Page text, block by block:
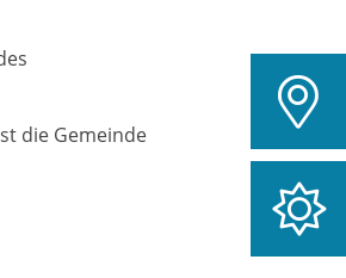
die Gemeinde